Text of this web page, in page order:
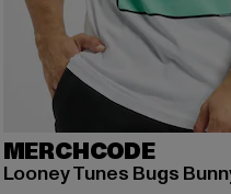
MERCHCODE
Looney Tunes Bugs